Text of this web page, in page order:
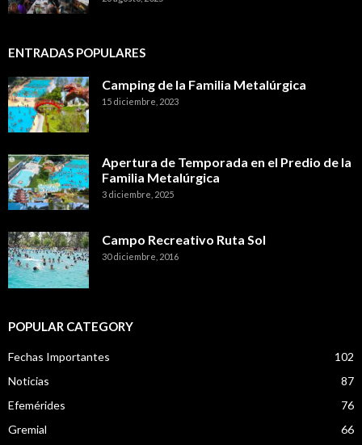
ENTRADAS POPULARES
Camping de la Familia Metalúrgica
15 diciembre, 2023
Apertura de Temporada en el Predio de la
Familia Metalúrgica
3 diciembre, 2025
Campo Recreativo Ruta Sol
30 diciembre, 2016
POPULAR CATEGORY
Fechas Importantes
102
Noticias
87
Efemérides
76
Gremial
66